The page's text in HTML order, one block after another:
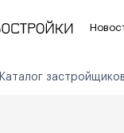
Каталог застройщиков